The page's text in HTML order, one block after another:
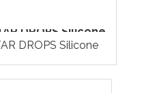
DROPS Silicone
DROPS Silicone